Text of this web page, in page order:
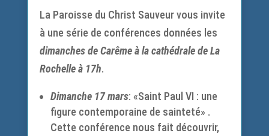
La Paroisse du Christ Sauveur vous invite
à une série de conférences données les
dimanches de Carême à la cathédrale de La
Rochelle à 17h.
Dimanche 17 mars: «Saint Paul VI : une
figure contemporaine de sainteté» .
Cette conférence nous fait découvrir,